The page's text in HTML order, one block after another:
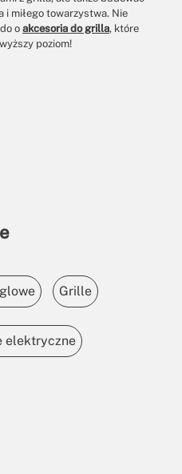
i miłego towarzystwa. Nie
o akcesoria do grilla, które
poziom!
Grille
elektryczne